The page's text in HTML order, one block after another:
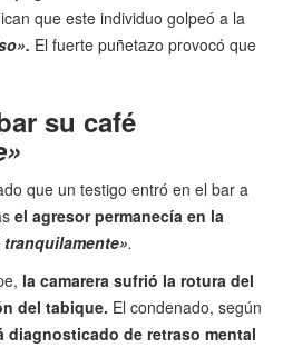
que este individuo golpeó a la
El fuerte puñetazo provocó que
su café
que un testigo entró en el bar a
el agresor permanecía en la
.
la camarera sufrió la rotura del
del tabique. El condenado, según
diagnosticado de retraso mental